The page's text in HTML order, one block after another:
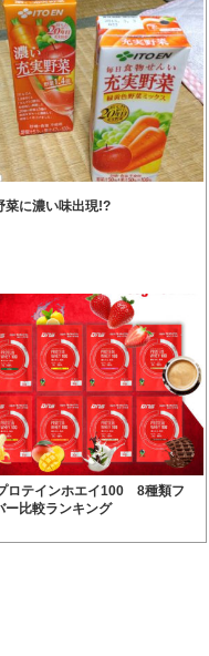
菜に濃い味出現!?
ロテインホエイ100 8種類フ
ー比較ランキング